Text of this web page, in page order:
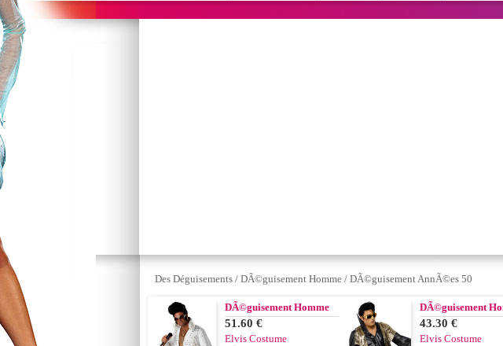
Des Déguisements / DÃ©guisement Homme / DÃ©guisement AnnÃ©es 50
DÃ©guisement Homme
51.60 €
Elvis Costume
DÃ©guisement
43.30 €
Elvis Costume